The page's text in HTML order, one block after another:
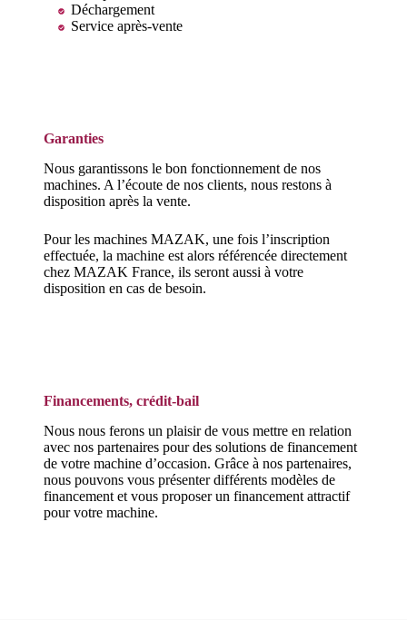
Déchargement
Service après-vente
Garanties
Nous garantissons le bon fonctionnement de nos
machines. A l’écoute de nos clients, nous restons à
disposition après la vente.
Pour les machines MAZAK, une fois l’inscription
effectuée, la machine est alors référencée directement
chez MAZAK France, ils seront aussi à votre
disposition en cas de besoin.
Financements, crédit-bail
Nous nous ferons un plaisir de vous mettre en relation
avec nos partenaires pour des solutions de financement
de votre machine d’occasion. Grâce à nos partenaires,
nous pouvons vous présenter différents modèles de
financement et vous proposer un financement attractif
pour votre machine.